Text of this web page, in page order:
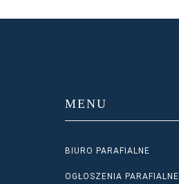
MENU
BIURO PARAFIALNE
OGŁOSZENIA PARAFIALNE